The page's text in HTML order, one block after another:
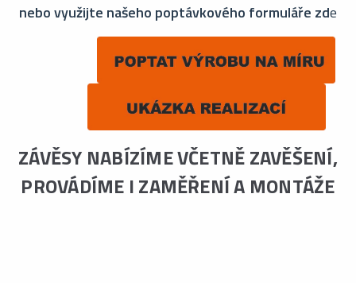
nebo využijte našeho poptávkového formuláře zde
ZÁVĚSY NABÍZÍME VČETNĚ ZAVĚŠENÍ,
PROVÁDÍME I ZAMĚŘENÍ A MONTÁŽE